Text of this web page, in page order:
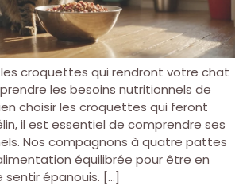
croquettes qui rendront votre chat
les besoins nutritionnels de
choisir les croquettes qui feront
il est essentiel de comprendre ses
Nos compagnons à quatre pattes
équilibrée pour être en
épanouis. […]